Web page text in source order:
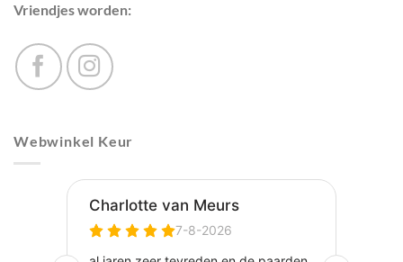
Vriendjes worden:
Webwinkel Keur